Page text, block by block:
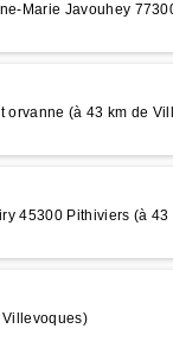
Marie Javouhey
orvanne (à 43 km de
45300 Pithiviers (à